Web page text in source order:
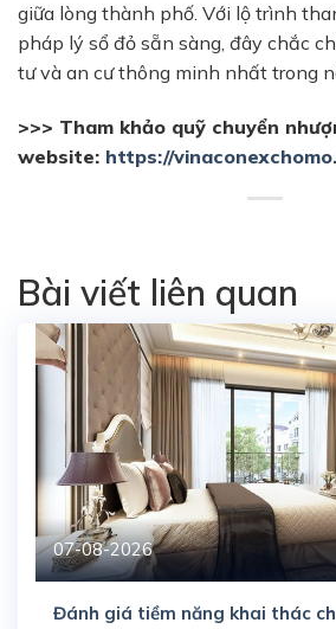
giữa lòng thành phố. Với lộ trình
pháp lý sổ đỏ sẵn sàng, đây chắc
tư và an cư thông minh nhất trong
>>> Tham khảo quỹ chuyển
website: https://
Bài viết liên quan
07-08-2026
Đánh giá tiềm năng khai thác